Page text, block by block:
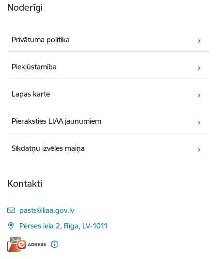
Noderīgi
Privātuma politika
Piekļūstamība
Lapas karte
Pieraksties LIAA jaunumiem
Sīkdatņu izvēles maiņa
Kontakti
E-pasts:
pasts@liaa.gov.lv
Pērses iela 2, Rīga, LV-1011